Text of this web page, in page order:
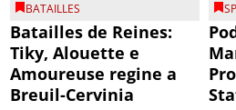
BATAILLES
Batailles de Reines:
Tiky, Alouette e
Amoureuse regine a
Breuil-Cervinia